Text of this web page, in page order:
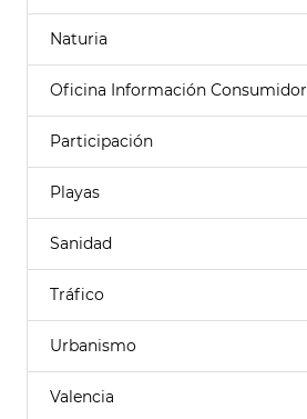
Naturia
Oficina Información Consumidor
Participación
Playas
Sanidad
Tráfico
Urbanismo
Valencia